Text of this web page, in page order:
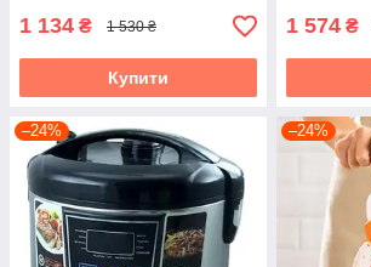
1 134 ₴ 1 530 ₴
Купити
1 574 ₴
–24% –24%